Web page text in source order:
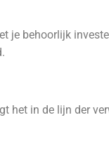
je behoorlijk
het in de lijn der